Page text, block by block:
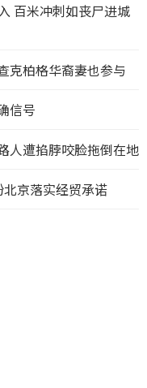
百米冲刺如丧尸进城
柏格华裔妻也参与
信号
人遭掐脖咬脸拖倒在地
京落实经贸承诺